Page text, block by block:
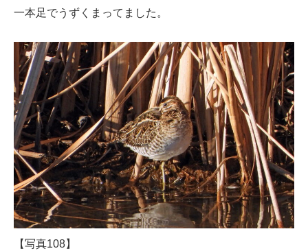
一本足でうずくまってました。
【写真108】